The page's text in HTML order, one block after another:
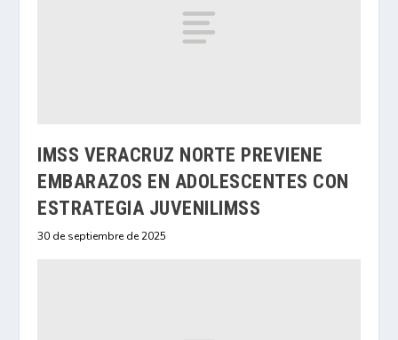
IMSS VERACRUZ NORTE PREVIENE
EMBARAZOS EN ADOLESCENTES CON
ESTRATEGIA JUVENILIMSS
30 de septiembre de 2025